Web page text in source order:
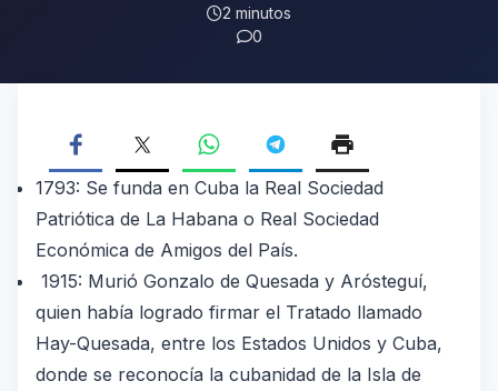
2 minutos
0
1793: Se funda en Cuba la Real Sociedad
Patriótica de La Habana o Real Sociedad
Económica de Amigos del País.
1915: Murió Gonzalo de Quesada y Arósteguí,
quien había logrado firmar el Tratado llamado
Hay-Quesada, entre los Estados Unidos y Cuba,
donde se reconocía la cubanidad de la Isla de